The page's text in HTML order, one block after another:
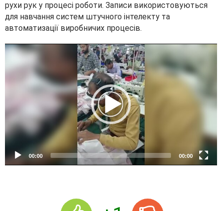
рухи рук у процесі роботи. Записи використовуються
для навчання систем штучного інтелекту та
автоматизації виробничих процесів.
V
d
e
P
a
y
r
00:00 00:00